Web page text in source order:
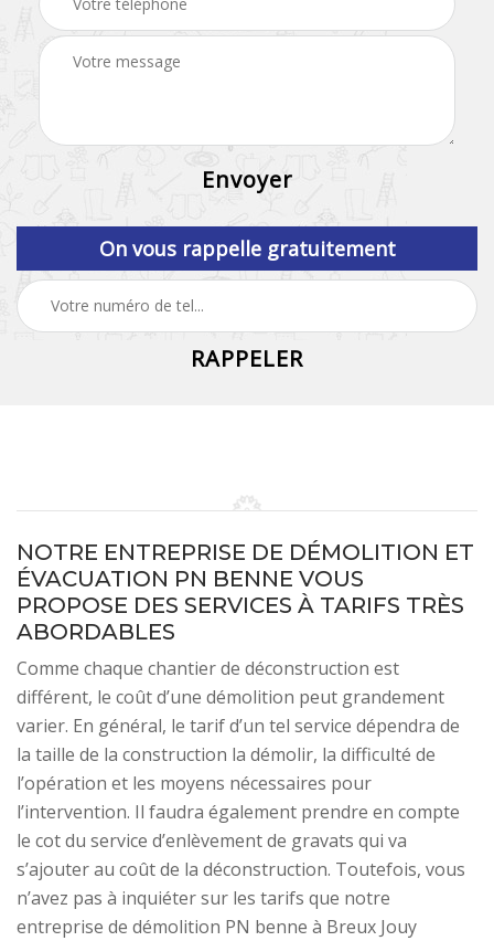
On vous rappelle gratuitement
NOTRE ENTREPRISE DE DÉMOLITION ET
ÉVACUATION PN BENNE VOUS
PROPOSE DES SERVICES À TARIFS TRÈS
ABORDABLES
Comme chaque chantier de déconstruction est
différent, le coût d’une démolition peut grandement
varier. En général, le tarif d’un tel service dépendra de
la taille de la construction la démolir, la difficulté de
l’opération et les moyens nécessaires pour
l’intervention. Il faudra également prendre en compte
le cot du service d’enlèvement de gravats qui va
s’ajouter au coût de la déconstruction. Toutefois, vous
n’avez pas à inquiéter sur les tarifs que notre
entreprise de démolition PN benne à Breux Jouy